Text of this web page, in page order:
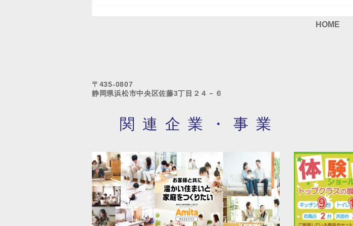
HOME
〒435-0807
静岡県浜松市中央区佐藤3丁目２４－６
関連企業・事業